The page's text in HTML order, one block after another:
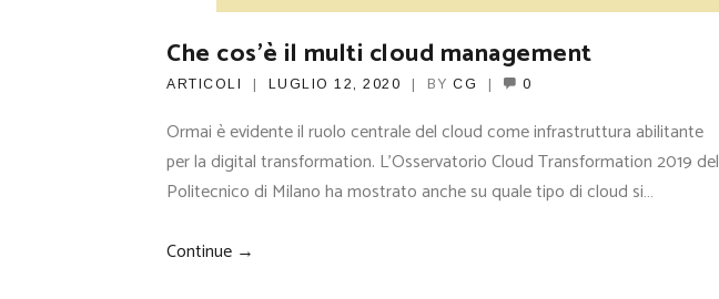
Che cos’è il multi cloud management
ARTICOLI LUGLIO 12, 2020 BY CG 0
Ormai è evidente il ruolo centrale del cloud come infrastruttura abilitante
per la digital transformation. L’Osservatorio Cloud Transformation 2019 del
Politecnico di Milano ha mostrato anche su quale tipo di cloud si…
Continue →